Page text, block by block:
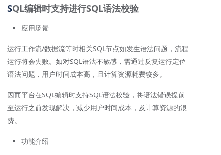
SQL编辑时支持进行SQL语法校验
应用场景
运行工作流/数据流等时相关SQL节点如发生语法问题，流程
运行将会失败。如对SQL语法不敏感，需通过反复运行定位
语法问题，用户时间成本高，且计算资源耗费较多。
因而平台在SQL编辑时支持SQL语法校验，将语法错误提前
至运行之前发现解决，减少用户时间成本，及计算资源的浪
费。
功能介绍